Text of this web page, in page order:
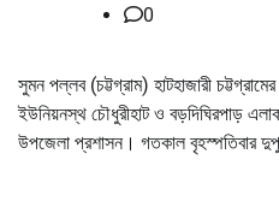
0
সুমন পল্লব (চট্টগ্রাম) হাটহাজারী
ইউনিয়নস্থ চৌধুরীহাট ও বড়দিঘিরপাড়
উপজেলা প্রশাসন। গতকাল বৃহস্পতিবার